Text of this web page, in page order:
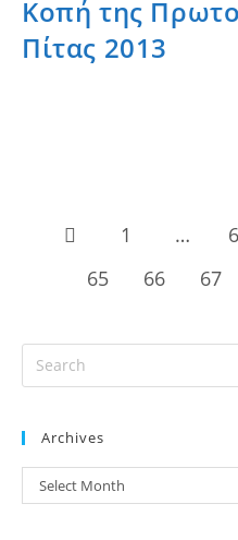
Κοπή της
Πίτας 2013
1 …
65
66 67
Archives
Select Month